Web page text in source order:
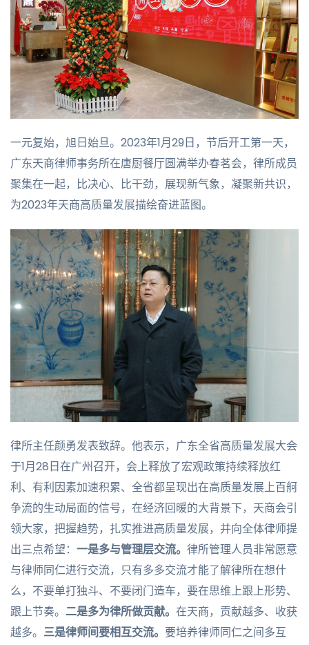
一元复始，旭日始旦。2023年1月29日，节后开工第一天，
广东天商律师事务所在唐厨餐厅圆满举办春茗会，律所成员
聚集在一起，比决心、比干劲，展现新气象，凝聚新共识，
为2023年天商高质量发展描绘奋进蓝图。
律所主任颜勇发表致辞。他表示，广东全省高质量发展大会
于1月28日在广州召开，会上释放了宏观政策持续释放红
利、有利因素加速积累、全省都呈现出在高质量发展上百舸
争流的生动局面的信号，在经济回暖的大背景下，天商会引
领大家，把握趋势，扎实推进高质量发展，并向全体律师提
出三点希望： 一是多与管理层交流。 律所管理人员非常愿意
与律师同仁进行交流，只有多多交流才能了解律所在想什
么，不要单打独斗、不要闭门造车，要在思维上跟上形势、
跟上节奏。 二是多为律所做贡献。 在天商，贡献越多、收获
越多。 三是律师间要相互交流。 要培养律师同仁之间多互